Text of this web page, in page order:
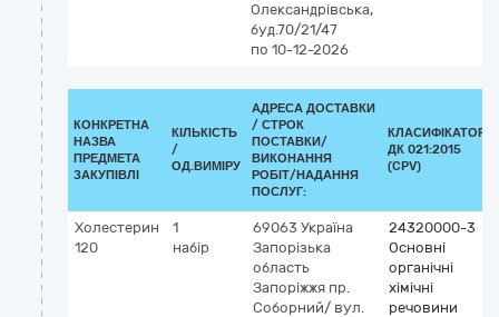
Олександрівська,
буд.70/21/47
по 10-12-2026
КОНКРЕТНА
НАЗВА
ПРЕДМЕТА
ЗАКУПІВЛІ
КІЛЬКІСТЬ
/
ОД.ВИМІРУ
АДРЕСА ДОСТАВКИ
/ СТРОК
ПОСТАВКИ/
ВИКОНАННЯ
РОБІТ/НАДАННЯ
ПОСЛУГ:
КЛАСИФІКАТОР
ДК 021:2015
(CPV)
Холестерин
120
1
набір
69063 Україна
Запорізька
область
Запоріжжя пр.
Соборний/ вул.
24320000-3
Основні
органічні
хімічні
речовини